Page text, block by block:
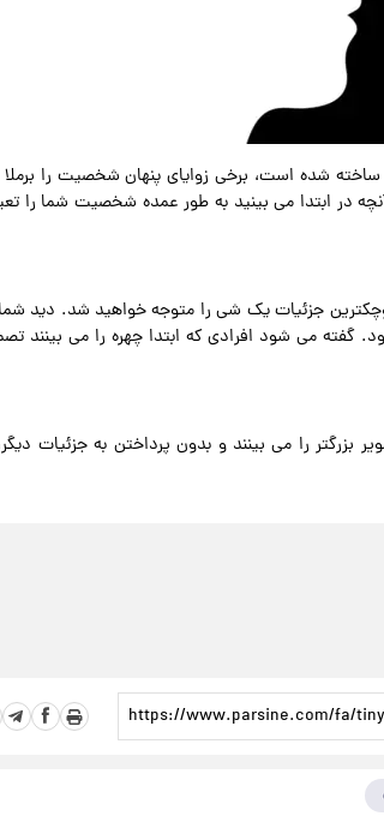
ساخته شده است، برخی زوایای پنهان شخصیت را
در ابتدا می بینید به طور عمده شخصیت شما را
کوچکترین جزئیات یک شی را متوجه خواهید شد. دید
گفته می شود افرادی که ابتدا چهره را می بینند
بزرگتر را می بینند و بدون پرداختن به جزئیات